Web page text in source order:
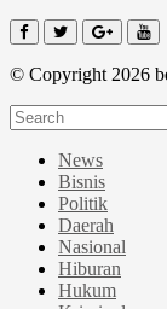
© Copyright 2026
News
Bisnis
Politik
Daerah
Nasional
Hiburan
Hukum